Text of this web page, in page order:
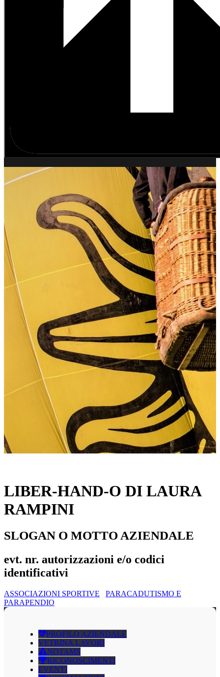
LIBER-HAND-O DI LAURA
RAMPINI
SLOGAN O MOTTO AZIENDALE
evt. nr. autorizzazioni e/o codici
identificativi
ASSOCIAZIONI SPORTIVE
PARACADUTISMO E
PARAPENDIO
PROFILO AZIENDALE
VETRINA LAVORI
NOTAMS
RICONOSCIMENTI
EVENTI